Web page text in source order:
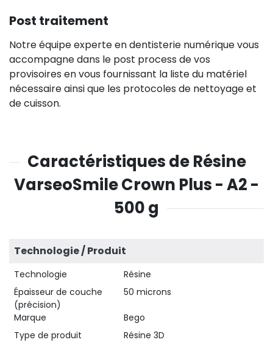
Post traitement
Notre équipe experte en dentisterie numérique vous
accompagne dans le post process de vos
provisoires en vous fournissant la liste du matériel
nécessaire ainsi que les protocoles de nettoyage et
de cuisson.
Caractéristiques de Résine
VarseoSmile Crown Plus - A2 -
500 g
Technologie / Produit
Technologie
Résine
Épaisseur de couche
(précision)
50 microns
Marque
Bego
Type de produit
Résine 3D